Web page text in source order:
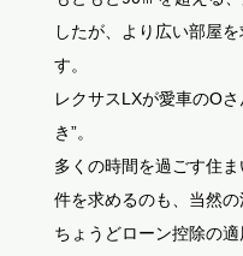
したが、より広い部屋
す。
レクサスLXが愛車のO
き”。
多くの時間を過ごす住
件を求めるのも、当然の
ちょうどローン控除の